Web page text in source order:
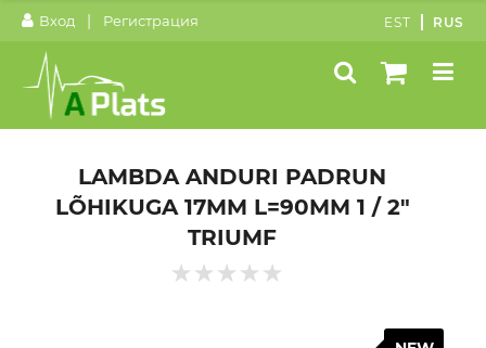
Вход | Регистрация EST RUS
LAMBDA ANDURI PADRUN
LÕHIKUGA 17MM L=90MM 1 / 2"
TRIUMF